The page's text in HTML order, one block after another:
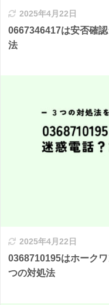
2025年4月22日
0667346417は安否確
法
2025年4月22日
0368710195はホーク
つの対処法